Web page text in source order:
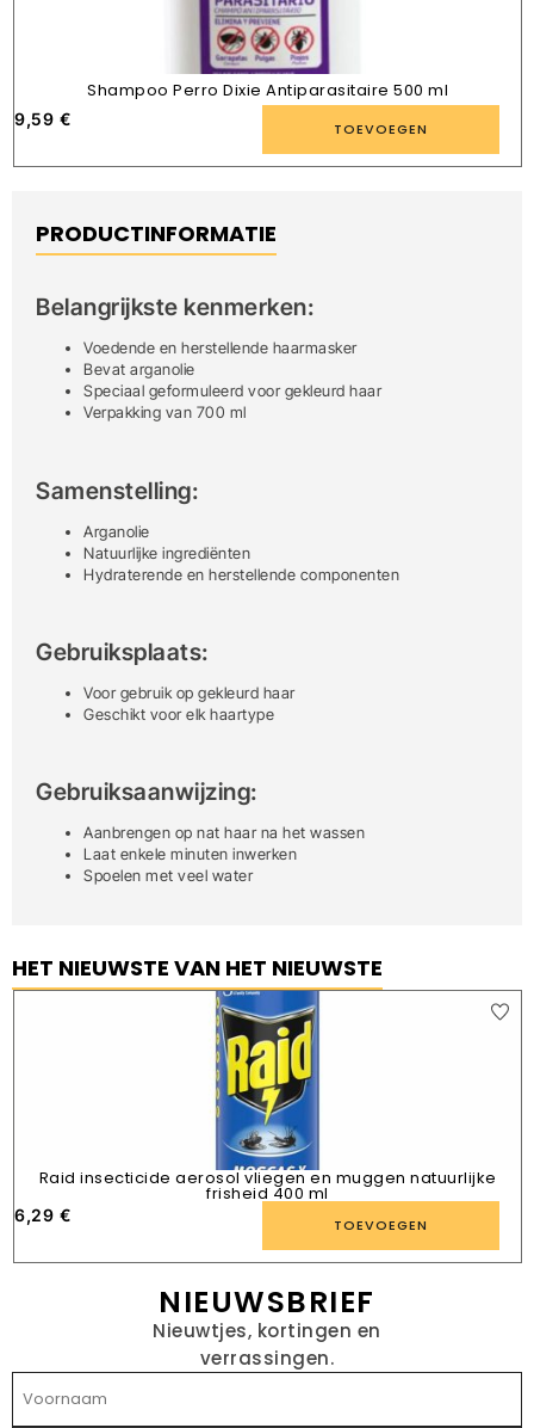
Shampoo Perro Dixie Antiparasitaire 500 ml
9,59 € TOEVOEGEN
PRODUCTINFORMATIE
Belangrijkste kenmerken:
Voedende en herstellende haarmasker
Bevat arganolie
Speciaal geformuleerd voor gekleurd haar
Verpakking van 700 ml
Samenstelling:
Arganolie
Natuurlijke ingrediënten
Hydraterende en herstellende componenten
Gebruiksplaats:
Voor gebruik op gekleurd haar
Geschikt voor elk haartype
Gebruiksaanwijzing:
Aanbrengen op nat haar na het wassen
Laat enkele minuten inwerken
Spoelen met veel water
HET NIEUWSTE VAN HET NIEUWSTE
Raid insecticide aerosol vliegen en muggen natuurlijke
frisheid 400 ml
6,29 € TOEVOEGEN
NIEUWSBRIEF
Nieuwtjes, kortingen en
verrassingen.